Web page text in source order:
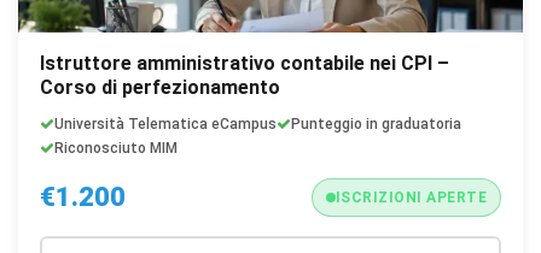
Istruttore amministrativo contabile nei CPI –
Corso di perfezionamento
Università Telematica eCampus
Punteggio in graduatoria
Riconosciuto MIM
€1.200 ISCRIZIONI APERTE